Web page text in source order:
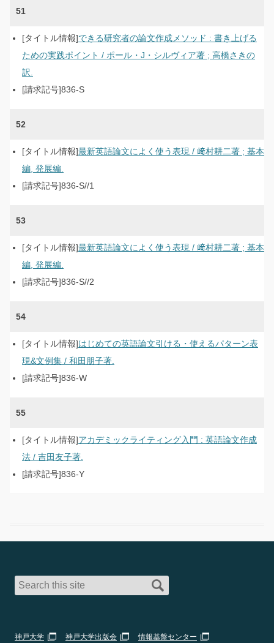
51
できる研究者の論文作成メソッド : 書き上げる
ための実践ポイント / ポール・J・シルヴィア著 ; 高橋さきの
訳.
836-S
52
最新英語論文によく使う表現 / 﨑村耕二著 ; 基本
編, 発展編.
836-S//1
53
最新英語論文によく使う表現 / 﨑村耕二著 ; 基本
編, 発展編.
836-S//2
54
はじめての英語論文引ける・使えるパターン表
現&文例集 / 和田朋子著.
836-W
55
アカデミックライティング入門 : 英語論文作成
法 / 吉田友子著.
836-Y
神戸大学 神戸大学出版会 情報基盤センター